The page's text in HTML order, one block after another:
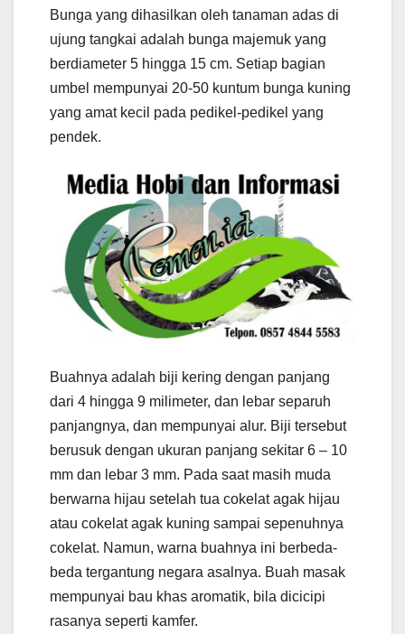
Bunga yang dihasilkan oleh tanaman adas di
ujung tangkai adalah bunga majemuk yang
berdiameter 5 hingga 15 cm. Setiap bagian
umbel mempunyai 20-50 kuntum bunga kuning
yang amat kecil pada pedikel-pedikel yang
pendek.
Buahnya adalah biji kering dengan panjang
dari 4 hingga 9 milimeter, dan lebar separuh
panjangnya, dan mempunyai alur. Biji tersebut
berusuk dengan ukuran panjang sekitar 6 – 10
mm dan lebar 3 mm. Pada saat masih muda
berwarna hijau setelah tua cokelat agak hijau
atau cokelat agak kuning sampai sepenuhnya
cokelat. Namun, warna buahnya ini berbeda-
beda tergantung negara asalnya. Buah masak
mempunyai bau khas aromatik, bila dicicipi
rasanya seperti kamfer.